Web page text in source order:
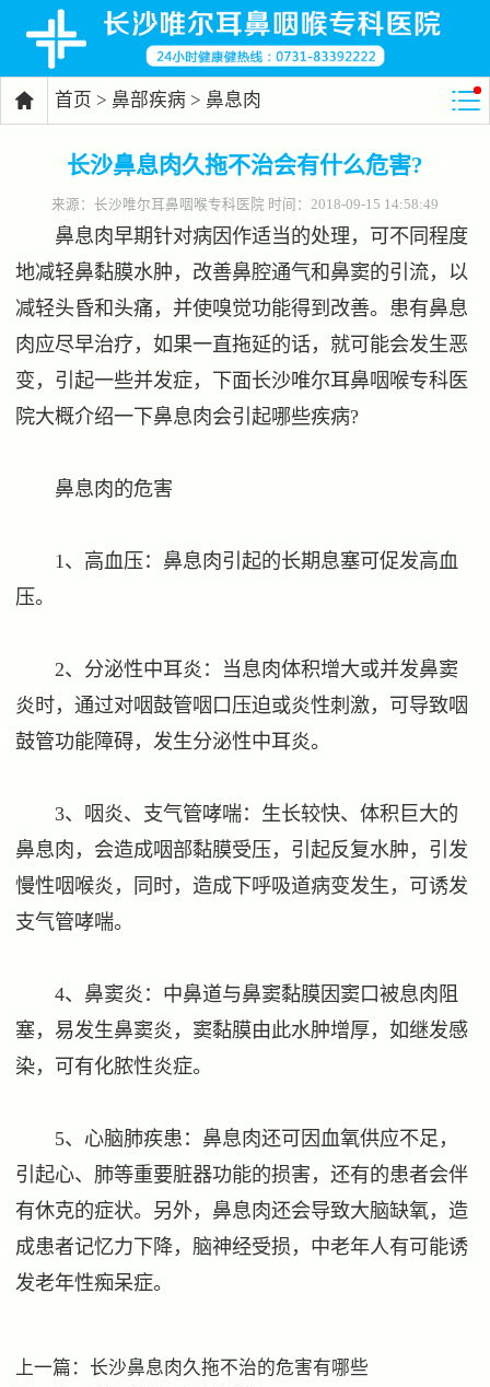
 首页 > 鼻部疾病 > 鼻息肉
长沙鼻息肉久拖不治会有什么危害?
来源： 长沙唯尔耳鼻咽喉专科医院 时间：2018-09-15 14:58:49
鼻息肉早期针对病因作适当的处理，可不同程度
地减轻鼻黏膜水肿，改善鼻腔通气和鼻窦的引流，以
减轻头昏和头痛，并使嗅觉功能得到改善。患有鼻息
肉应尽早治疗，如果一直拖延的话，就可能会发生恶
变，引起一些并发症，下面长沙唯尔耳鼻咽喉专科医
院大概介绍一下鼻息肉会引起哪些疾病?
鼻息肉的危害
1、高血压：鼻息肉引起的长期息塞可促发高血
压。
2、分泌性中耳炎：当息肉体积增大或并发鼻窦
炎时，通过对咽鼓管咽口压迫或炎性刺激，可导致咽
鼓管功能障碍，发生分泌性中耳炎。
3、咽炎、支气管哮喘：生长较快、体积巨大的
鼻息肉，会造成咽部黏膜受压，引起反复水肿，引发
慢性咽喉炎，同时，造成下呼吸道病变发生，可诱发
支气管哮喘。
4、鼻窦炎：中鼻道与鼻窦黏膜因窦口被息肉阻
塞，易发生鼻窦炎，窦黏膜由此水肿增厚，如继发感
染，可有化脓性炎症。
5、心脑肺疾患：鼻息肉还可因血氧供应不足，
引起心、肺等重要脏器功能的损害，还有的患者会伴
有休克的症状。另外，鼻息肉还会导致大脑缺氧，造
成患者记忆力下降，脑神经受损，中老年人有可能诱
发老年性痴呆症。
上一篇： 长沙鼻息肉久拖不治的危害有哪些